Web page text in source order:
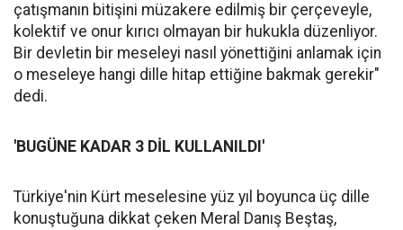
çatışmanın bitişini müzakere edilmiş bir çerçeveyle,
kolektif ve onur kırıcı olmayan bir hukukla düzenliyor.
Bir devletin bir meseleyi nasıl yönettiğini anlamak için
o meseleye hangi dille hitap ettiğine bakmak gerekir"
dedi.
'BUGÜNE KADAR 3 DİL KULLANILDI'
Türkiye'nin Kürt meselesine yüz yıl boyunca üç dille
konuştuğuna dikkat çeken Meral Danış Beştaş,